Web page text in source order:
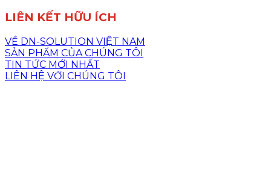
LIÊN KẾT HỮU ÍCH
VỀ DN-SOLUTION VIỆT NAM
SẢN PHẨM CỦA CHÚNG TÔI
TIN TỨC MỚI NHẤT
LIÊN HỆ VỚI CHÚNG TÔI